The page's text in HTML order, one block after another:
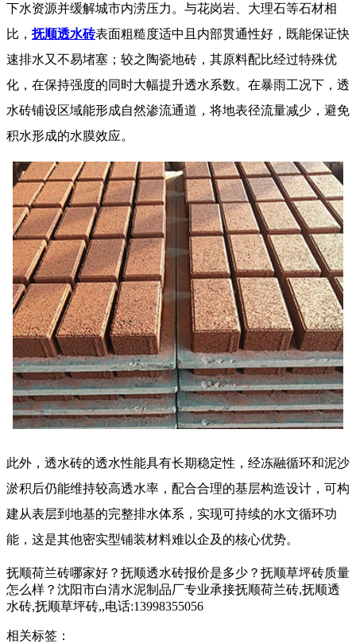
下水资源并缓解城市内涝压力。与花岗岩、大理石等石材相
比，抚顺透水砖表面粗糙度适中且内部贯通性好，既能保证快
速排水又不易堵塞；较之陶瓷地砖，其原料配比经过特殊优
化，在保持强度的同时大幅提升透水系数。在暴雨工况下，透
水砖铺设区域能形成自然渗流通道，将地表径流量减少，避免
积水形成的水膜效应。
此外，透水砖的透水性能具有长期稳定性，经冻融循环和泥沙
淤积后仍能维持较高透水率，配合合理的基层构造设计，可构
建从表层到地基的完整排水体系，实现可持续的水文循环功
能，这是其他密实型铺装材料难以企及的核心优势。
抚顺荷兰砖哪家好？抚顺透水砖报价是多少？抚顺草坪砖质量
怎么样？沈阳市白清水泥制品厂专业承接抚顺荷兰砖,抚顺透
水砖,抚顺草坪砖,,电话:13998355056
相关标签：